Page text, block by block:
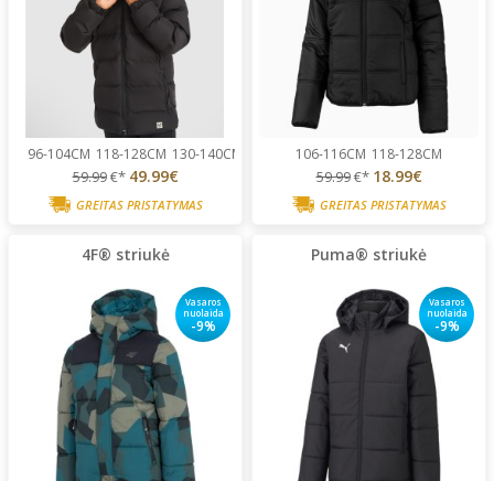
96-104CM 118-128CM 130-140CM 142-152CM 154-164CM 166-176CM
59.99€* 49.99€
GREITAS PRISTATYMAS
106-116CM 118-128CM
59.99€* 18.99€
GREITAS PRISTATYMAS
4F® striukė
Vasaros
nuolaida
-9%
Puma® striukė
Vasaros
nuolaida
-9%